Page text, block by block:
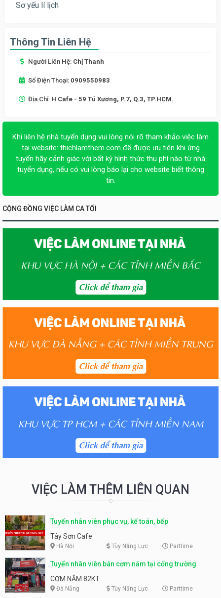
Sơ yếu lí lịch
Thông Tin Liên Hệ
Người Liên Hệ: Chị Thanh
Số Điện Thoại: 0909550983
Địa Chỉ: H Cafe - 59 Tú Xương, P.7, Q.3, TP.HCM.
Khi liên hệ nhà tuyển dụng vui lòng nói rõ tham khảo việc làm
tại website: thichlamthem.com để được ưu tiên khi ứng
tuyển hãy cảnh giác với bất kỳ hình thức thu phí nào từ nhà
tuyển dụng, nếu có vui lòng báo lại cho website biết thông
tin.
CỘNG ĐỒNG VIỆC LÀM CA TỐI
VIỆC LÀM THÊM LIÊN QUAN
Tuyển nhân viên phục vụ, kế toán, bếp
Tây Sơn Cafe
Hà Nội Tùy Năng Lực Parttime
Tuyển nhân viên bán cơm nắm tại cổng trường
CƠM NẮM 82KT
Đà Nẵng Tùy Năng Lực Parttime